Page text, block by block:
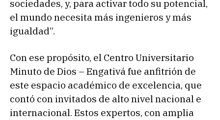
sociedades, y, para activar todo su potencial,
el mundo necesita más ingenieros y más
igualdad”.
Con ese propósito, el Centro Universitario
Minuto de Dios – Engativá fue anfitrión de
este espacio académico de excelencia, que
contó con invitados de alto nivel nacional e
internacional. Estos expertos, con amplia